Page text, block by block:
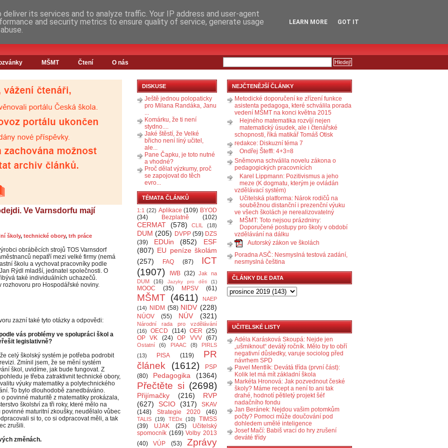
MŠMT Čtení O nás
Ve Varnsdorfu mají
školy, technické obory, trh práce
obráběcích strojů TOS Varnsdorf
nepatří mezi velké firmy (nemá
školu a vychovat pracovníky podle
Rýdl mladší, jednatel společnosti. O
také individuálních uchazečů.
rozhovoru pro Hospodářské noviny.
zazní také tyto otázky a odpovědi:
vás problémy ve spolupráci škol a
legislativně?
celý školský systém je potřeba podrobit
Zmínil jsem, že se mění systém
škol, uvidíme, jak bude fungovat. Z
je třeba zatraktivnit technické obory,
výuky matematiky a polytechnického
To bylo dlouhodobě zanedbáváno.
o povinné maturitě z matematiky prokázala,
školství za tři roky, které mělo na
povinné maturitní zkoušky, neudělalo vůbec
si to, co si odpracovat měli, a tak
zrušili.
změnách.
DISKUSE
Ještě jednou polopaticky
pro Milana Randáka, Janu
...
Komárku, že ti není
stydno....
Jaké štěstí, že Velké
břicho není líný učitel,
ale...
Pane Čapku, je toto nutné
a vhodné?
Proč dělat výzkumy, proč
se zapojovat do těch
evro...
TÉMATA ČLÁNKŮ
1:1 (22) Aplikace (109) BYOD
(34)
Bezplatně (102)
CERMAT (578) CLIL (18)
DUM (205) DVPP (59) DZS
(39)
EDUin (852)
ESF
(807) EU peníze školám
(257)
FAQ (87)
ICT
(1907)
IWB (32) Jak na
DUM
(16) Jazyky pro děti (1)
MOOC (35) MPSV (61)
MŠMT (4611)
NAEP
(14)
NIDM (58) NIDV (228)
NÚOV (55) NÚV (321)
Národní rada pro vzdělávání
(16)
OECD (114) OER (25)
OP VK
(24) OP VVV (67)
Ostatní (6) PIAAC (8)
PIRLS
(13)
PISA (119)
PR
článek
(1612)
PSP
(80)
Pedagogika (1364)
Přečtěte si (2698)
Přijímačky (216)
RVP
(627)
SCIO (317)
SKAV
(148)
Strategie 2020 (46)
TALIS (19) TEDx (10)
TIMSS
(39)
UJAK (25)
Učitelský
spomocník (169) Volby 2013
(40)
VÚP (53)
Zprávy
NEJČTENĚJŠÍ ČLÁNKY
Metodické doporučení ke zřízení funkce
asistenta pedagoga, které schválila porada
vedení MŠMT na konci května 2015
Hejného matematika rozvíjí nejen
matematický úsudek, ale i čtenářské
schopnosti, říká matikář Tomáš Otisk
redakce: Diskuzní téma 7
Ondřej Šteffl: 4+3=8
Sněmovna schválila novelu zákona o
pedagogických pracovnících
Karel Lippmann: Pozitivismus a jeho
meze (K dogmatu, kterým je ovládán
vzdělávací systém)
Učitelská platforma: Nárok rodičů na
souběžnou distanční i prezenční výuku
ve všech školách je nerealizovatelný
MŠMT: Toto nejsou prázdniny:
Doporučené postupy pro školy v období
vzdělávání na dálku
Autorský zákon ve školách
Poradna ASČ: Nesmyslná testová zadání,
nesmyslná čeština
ČLÁNKY DLE DATA
UČITELSKÉ LISTY
Adéla Karásková Skoupá: Nejde jen
„ušmiknout“ devátý ročník. Mělo by to obří
negativní důsledky, varuje sociolog před
návrhem SPD
Pavel Mentlík: Devátá třída (první část):
Kolik let má mít základní škola
Markéta Hronová: Jak pozvednout české
školy? Máme recept a není to ani tak
drahé, hodnotí pětiletý projekt šéf
nadačního fondu
Jan Beránek: Nejdou vašim potomkům
počty? Pomoci může doučování pod
dohledem umělé inteligence
Josef Mačí: Babiš vrací do hry zrušení
deváté třídy
its services and to analyze traffic. Your IP address and user-agent
and security metrics to ensure quality of service, generate usage
LEARN MORE GOT IT